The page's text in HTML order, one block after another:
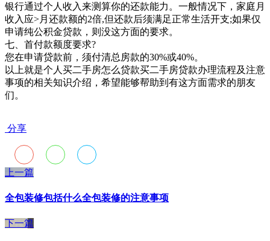
银行通过个人收入来测算你的还款能力。一般情况下，家庭月
收入应>月还款额的2倍,但还款后须满足正常生活开支;如果仅
申请纯公积金贷款，则没这方面的要求。
七、首付款额度要求?
您在申请贷款前，须付清总房款的30%或40%。
以上就是个人买二手房怎么贷款买二手房贷款办理流程及注意
事项的相关知识介绍，希望能够帮助到有这方面需求的朋友
们。
分享
上一篇
全包装修包括什么全包装修的注意事项
下一篇